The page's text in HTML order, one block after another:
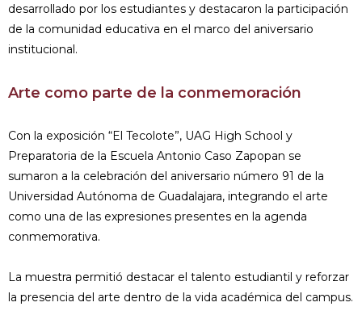
desarrollado por los estudiantes y destacaron la participación
de la comunidad educativa en el marco del aniversario
institucional.
Arte como parte de la conmemoración
Con la exposición “El Tecolote”, UAG High School y
Preparatoria de la Escuela Antonio Caso Zapopan se
sumaron a la celebración del aniversario número 91 de la
Universidad Autónoma de Guadalajara, integrando el arte
como una de las expresiones presentes en la agenda
conmemorativa.
La muestra permitió destacar el talento estudiantil y reforzar
la presencia del arte dentro de la vida académica del campus.